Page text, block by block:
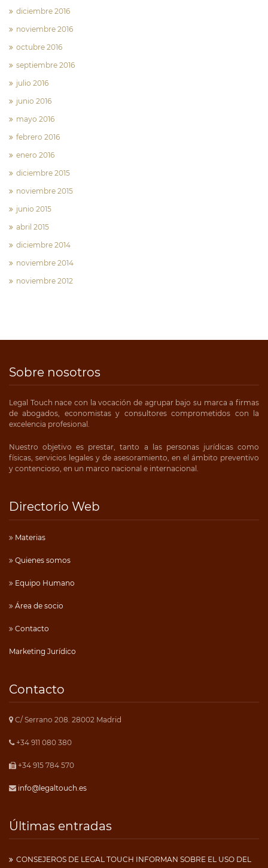
diciembre 2016
noviembre 2016
octubre 2016
septiembre 2016
julio 2016
junio 2016
mayo 2016
febrero 2016
enero 2016
diciembre 2015
noviembre 2015
junio 2015
abril 2015
diciembre 2014
noviembre 2014
noviembre 2012
Sobre nosotros
Legal Touch nace con la vocación de agrupar bajo su marca a firmas
de abogados, economistas y consultores comprometidos con la
excelencia profesional.
Nuestro objetivo es prestar, tanto a las personas jurídicas como
físicas, servicios legales y de asesoramiento, en el ámbito preventivo
y contencioso, en un marco nacional e internacional.
Directorio Web
Materias
Quienes somos
Equipo Humano
Área de socio
Contacto
Marketing Jurídico
Contacto
C/ Serrano 208. 28002 Madrid
+34 911 080 380
+34 915 784 570
info@legaltouch.es
Últimas entradas
CONSEJEROS DE LEGAL TOUCH INFORMAN SOBRE EL USO DEL